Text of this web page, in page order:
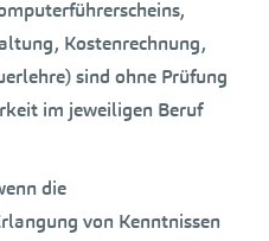
Kostenrechnung,
sind ohne Prüfung
im jeweiligen Beruf
die
von Kenntnissen